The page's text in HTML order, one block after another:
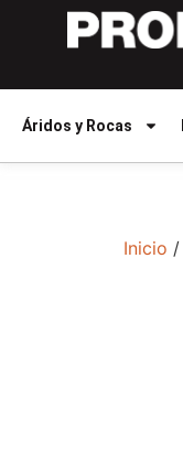
Áridos y Rocas
Inicio /